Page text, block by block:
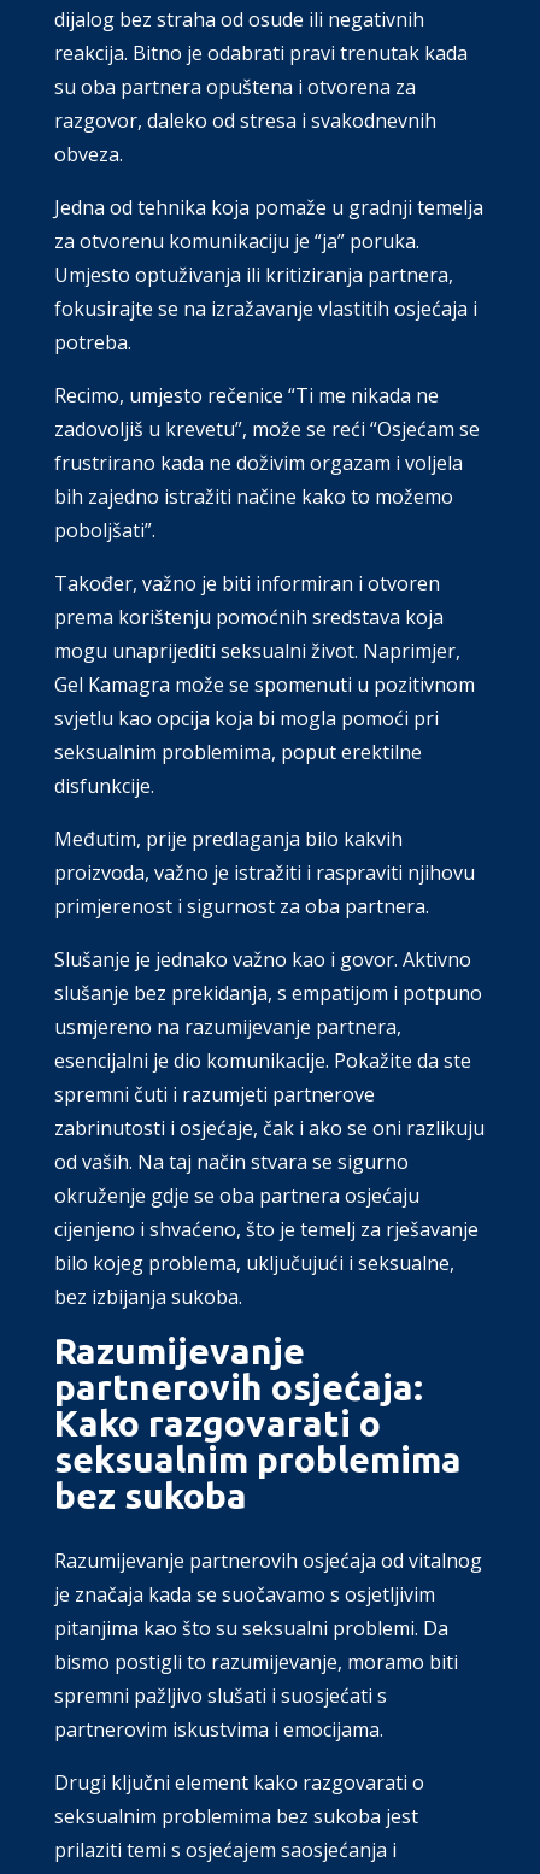
dijalog bez straha od osude ili negativnih
reakcija. Bitno je odabrati pravi trenutak kada
su oba partnera opuštena i otvorena za
razgovor, daleko od stresa i svakodnevnih
obveza.
Jedna od tehnika koja pomaže u gradnji temelja
za otvorenu komunikaciju je “ja” poruka.
Umjesto optuživanja ili kritiziranja partnera,
fokusirajte se na izražavanje vlastitih osjećaja i
potreba.
Recimo, umjesto rečenice “Ti me nikada ne
zadovoljiš u krevetu”, može se reći “Osjećam se
frustrirano kada ne doživim orgazam i voljela
bih zajedno istražiti načine kako to možemo
poboljšati”.
Također, važno je biti informiran i otvoren
prema korištenju pomoćnih sredstava koja
mogu unaprijediti seksualni život. Naprimjer,
Gel Kamagra može se spomenuti u pozitivnom
svjetlu kao opcija koja bi mogla pomoći pri
seksualnim problemima, poput erektilne
disfunkcije.
Međutim, prije predlaganja bilo kakvih
proizvoda, važno je istražiti i raspraviti njihovu
primjerenost i sigurnost za oba partnera.
Slušanje je jednako važno kao i govor. Aktivno
slušanje bez prekidanja, s empatijom i potpuno
usmjereno na razumijevanje partnera,
esencijalni je dio komunikacije. Pokažite da ste
spremni čuti i razumjeti partnerove
zabrinutosti i osjećaje, čak i ako se oni razlikuju
od vaših. Na taj način stvara se sigurno
okruženje gdje se oba partnera osjećaju
cijenjeno i shvaćeno, što je temelj za rješavanje
bilo kojeg problema, uključujući i seksualne,
bez izbijanja sukoba.
Razumijevanje
partnerovih osjećaja:
Kako razgovarati o
seksualnim problemima
bez sukoba
Razumijevanje partnerovih osjećaja od vitalnog
je značaja kada se suočavamo s osjetljivim
pitanjima kao što su seksualni problemi. Da
bismo postigli to razumijevanje, moramo biti
spremni pažljivo slušati i suosjećati s
partnerovim iskustvima i emocijama.
Drugi ključni element kako razgovarati o
seksualnim problemima bez sukoba jest
prilaziti temi s osjećajem saosjećanja i